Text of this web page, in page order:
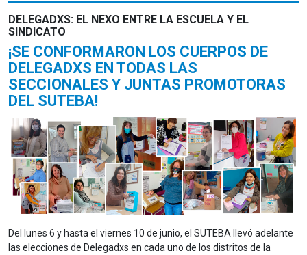
DELEGADXS: EL NEXO ENTRE LA ESCUELA Y EL
SINDICATO
¡SE CONFORMARON LOS CUERPOS DE
DELEGADXS EN TODAS LAS
SECCIONALES Y JUNTAS PROMOTORAS
DEL SUTEBA!
Del lunes 6 y hasta el viernes 10 de junio, el SUTEBA llevó adelante
las elecciones de Delegadxs en cada uno de los distritos de la